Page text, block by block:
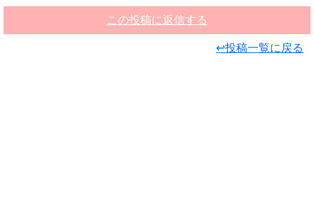
この投稿に返信する
↩投稿一覧に戻る